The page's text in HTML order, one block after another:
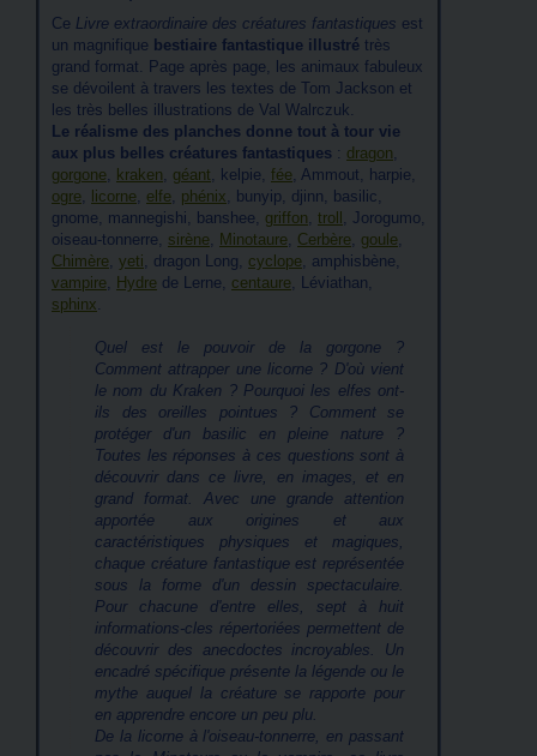
Ce Livre extraordinaire des créatures fantastiques est
un magnifique bestiaire fantastique illustré très
grand format. Page après page, les animaux fabuleux
se dévoilent à travers les textes de Tom Jackson et
les très belles illustrations de Val Walrczuk.
Le réalisme des planches donne tout à tour vie
aux plus belles créatures fantastiques : dragon,
gorgone, kraken, géant, kelpie, fée, Ammout, harpie,
ogre, licorne, elfe, phénix, bunyip, djinn, basilic,
gnome, mannegishi, banshee, griffon, troll , Jorogumo,
oiseau-tonnerre, sirène, Minotaure, Cerbère, goule,
Chimère, yeti, dragon Long, cyclope, amphisbène,
vampire, Hydre de Lerne, centaure, Léviathan,
sphinx.
Quel est le pouvoir de la gorgone ?
Comment attrapper une licorne ? D'où vient
le nom du Kraken ? Pourquoi les elfes ont-
ils des oreilles pointues ? Comment se
protéger d'un basilic en pleine nature ?
Toutes les réponses à ces questions sont à
découvrir dans ce livre, en images, et en
grand format. Avec une grande attention
apportée aux origines et aux
caractéristiques physiques et magiques,
chaque créature fantastique est représentée
sous la forme d'un dessin spectaculaire.
Pour chacune d'entre elles, sept à huit
informations-cles répertoriées permettent de
découvrir des anecdoctes incroyables. Un
encadré spécifique présente la légende ou le
mythe auquel la créature se rapporte pour
en apprendre encore un peu plu.
De la licorne à l'oiseau-tonnerre, en passant